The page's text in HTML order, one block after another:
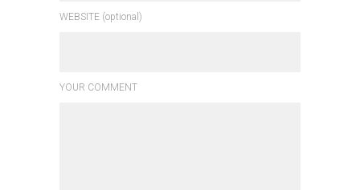
WEBSITE (optional)
YOUR COMMENT